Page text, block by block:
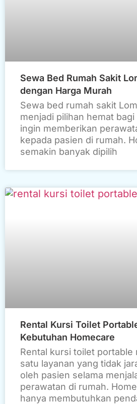
Sewa Bed Rumah Sakit
dengan Harga Murah
Sewa bed rumah sakit
menjadi pilihan hemat
ingin memberikan
kepada pasien di rumah.
semakin banyak dipilih
Rental Kursi Toilet
Kebutuhan Homecare
Rental kursi toilet portable
satu layanan yang tidak
oleh pasien selama
perawatan di rumah.
hanya membutuhkan